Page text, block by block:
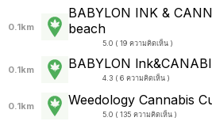
0.1km
BABYLON INK &
beach
5.0 ( 19 ความคิดเห็น )
0.1km BABYLON
4.3 ( 6 ความคิดเห็น )
0.1km Weedology Cannabis
5.0 ( 135 ความคิดเห็น )